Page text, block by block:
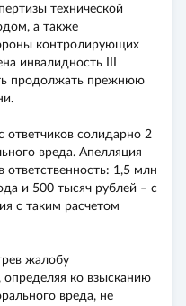
технической
а также
контролирующих
инвалидность III
продолжать прежнюю
ответчиков солидарно 2
вреда. Апелляция
1,5 млн
и 500 тысяч рублей – с
с таким расчетом
жалобу
определяя ко взысканию
вреда, не